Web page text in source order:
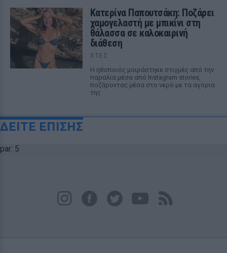
Κατερίνα Παπουτσάκη: Ποζάρει
χαμογελαστή με μπικίνι στη
θάλασσα σε καλοκαιρινή
διάθεση
ΧΤΕΣ
Η ηθοποιός μοιράστηκε στιγμές από την
παραλία μέσα από Instagram stories,
ποζάροντας μέσα στο νερό με τα αγόρια
της
ΔΕΙΤΕ ΕΠΙΣΗΣ
par: 5